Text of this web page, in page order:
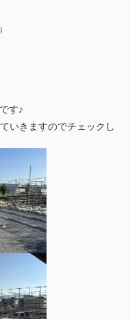
す♪
いきますのでチェックし